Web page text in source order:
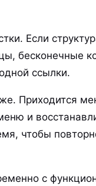
Если
бесконечные
ссылки.
Приходится
и
чтобы
с